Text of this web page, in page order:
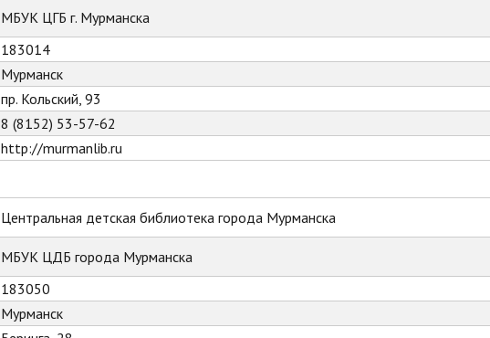
МБУК ЦГБ г. Мурманска
183014
Мурманск
пр. Кольский, 93
8 (8152) 53-57-62
http://murmanlib.ru
Центральная детская библиотека города Мурманска
МБУК ЦДБ города Мурманска
183050
Мурманск